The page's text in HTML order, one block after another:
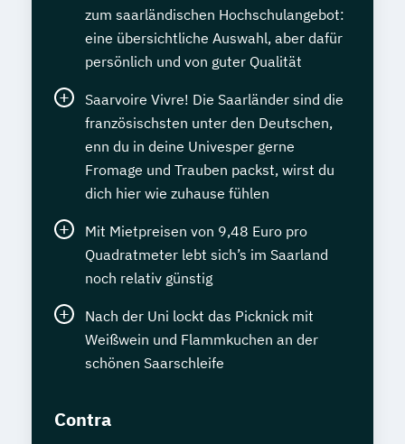
zum saarländischen Hochschulangebot:
eine übersichtliche Auswahl, aber dafür
persönlich und von guter Qualität
Saarvoire Vivre! Die Saarländer sind die
französischsten unter den Deutschen,
enn du in deine Univesper gerne
Fromage und Trauben packst, wirst du
dich hier wie zuhause fühlen
Mit Mietpreisen von 9,48 Euro pro
Quadratmeter lebt sich’s im Saarland
noch relativ günstig
Nach der Uni lockt das Picknick mit
Weißwein und Flammkuchen an der
schönen Saarschleife
Contra